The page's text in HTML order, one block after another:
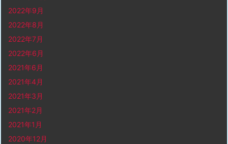
2022年9月
2022年8月
2022年7月
2022年6月
2021年6月
2021年4月
2021年3月
2021年2月
2021年1月
2020年12月